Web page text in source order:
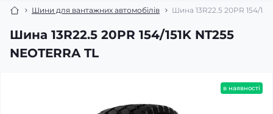
Шини для вантажних автомобілів Шина 13R22.5 20PR 154/
Шина 13R22.5 20PR 154/151K NT255
NEOTERRA TL
в наявності